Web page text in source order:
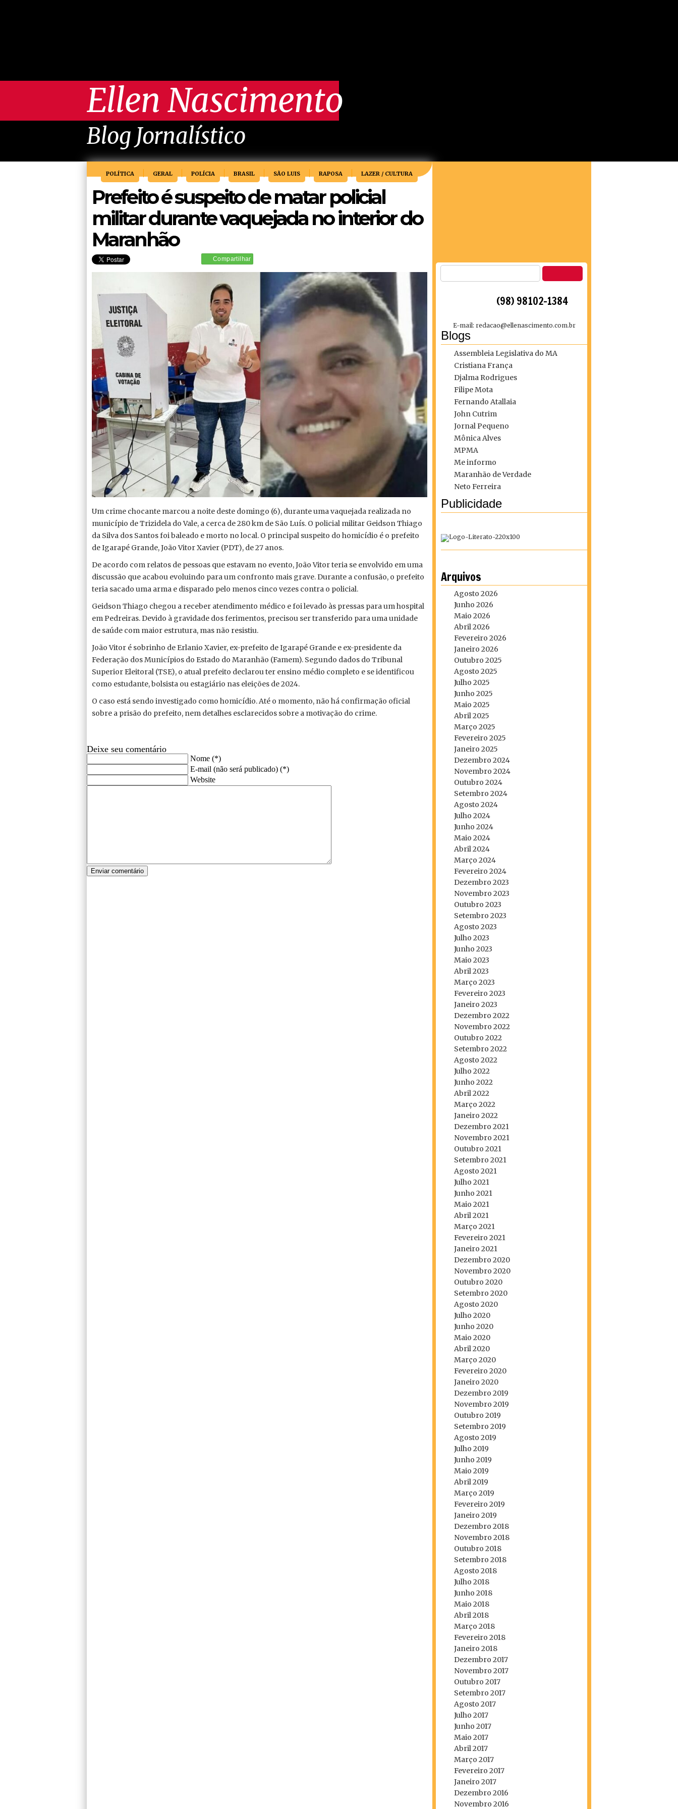
Ellen Nascimento
Blog Jornalístico
(98) 98102-1384
E-mail: redacao@ellenascimento.com.br
Blogs
Assembleia Legislativa do MA
Cristiana França
Djalma Rodrigues
Filipe Mota
Fernando Atallaia
John Cutrim
Jornal Pequeno
Mônica Alves
MPMA
Me informo
Maranhão de Verdade
Neto Ferreira
Publicidade
Arquivos
Agosto 2026
Junho 2026
Maio 2026
Abril 2026
Fevereiro 2026
Janeiro 2026
Outubro 2025
Agosto 2025
Julho 2025
Junho 2025
Maio 2025
Abril 2025
Março 2025
Fevereiro 2025
Janeiro 2025
Dezembro 2024
Novembro 2024
Outubro 2024
Setembro 2024
Agosto 2024
Julho 2024
Junho 2024
Maio 2024
Abril 2024
Março 2024
Fevereiro 2024
Dezembro 2023
Novembro 2023
Outubro 2023
Setembro 2023
Agosto 2023
Julho 2023
Junho 2023
Maio 2023
Abril 2023
Março 2023
Fevereiro 2023
Janeiro 2023
Dezembro 2022
Novembro 2022
Outubro 2022
Setembro 2022
Agosto 2022
Julho 2022
Junho 2022
Abril 2022
Março 2022
Janeiro 2022
Dezembro 2021
Novembro 2021
Outubro 2021
Setembro 2021
Agosto 2021
Julho 2021
Junho 2021
Maio 2021
Abril 2021
Março 2021
Fevereiro 2021
Janeiro 2021
Dezembro 2020
Novembro 2020
Outubro 2020
Setembro 2020
Agosto 2020
Julho 2020
Junho 2020
Maio 2020
Abril 2020
Março 2020
Fevereiro 2020
Janeiro 2020
Dezembro 2019
Novembro 2019
Outubro 2019
Setembro 2019
Agosto 2019
Julho 2019
Junho 2019
Maio 2019
Abril 2019
Março 2019
Fevereiro 2019
Janeiro 2019
Dezembro 2018
Novembro 2018
Outubro 2018
Setembro 2018
Agosto 2018
Julho 2018
Junho 2018
Maio 2018
Abril 2018
Março 2018
Fevereiro 2018
Janeiro 2018
Dezembro 2017
Novembro 2017
Outubro 2017
Setembro 2017
Agosto 2017
Julho 2017
Junho 2017
Maio 2017
Abril 2017
Março 2017
Fevereiro 2017
Janeiro 2017
Dezembro 2016
Novembro 2016
POLÍTICA GERAL POLÍCIA BRASIL SÃO LUIS RAPOSA LAZER / CULTURA
Prefeito é suspeito de matar policial
militar durante vaquejada no interior do
Maranhão
Compartilhar
Um crime chocante marcou a noite deste domingo (6), durante uma vaquejada realizada no
município de Trizidela do Vale, a cerca de 280 km de São Luís. O policial militar Geidson Thiago
da Silva dos Santos foi baleado e morto no local. O principal suspeito do homicídio é o prefeito
de Igarapé Grande, João Vitor Xavier (PDT), de 27 anos.
De acordo com relatos de pessoas que estavam no evento, João Vitor teria se envolvido em uma
discussão que acabou evoluindo para um confronto mais grave. Durante a confusão, o prefeito
teria sacado uma arma e disparado pelo menos cinco vezes contra o policial.
Geidson Thiago chegou a receber atendimento médico e foi levado às pressas para um hospital
em Pedreiras. Devido à gravidade dos ferimentos, precisou ser transferido para uma unidade
de saúde com maior estrutura, mas não resistiu.
João Vitor é sobrinho de Erlanio Xavier, ex-prefeito de Igarapé Grande e ex-presidente da
Federação dos Municípios do Estado do Maranhão (Famem). Segundo dados do Tribunal
Superior Eleitoral (TSE), o atual prefeito declarou ter ensino médio completo e se identificou
como estudante, bolsista ou estagiário nas eleições de 2024.
O caso está sendo investigado como homicídio. Até o momento, não há confirmação oficial
sobre a prisão do prefeito, nem detalhes esclarecidos sobre a motivação do crime.
Deixe seu comentário
Nome (*)
E-mail (não será publicado) (*)
Website